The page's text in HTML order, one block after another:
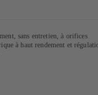
sans entretien, à orifices
à haut rendement et